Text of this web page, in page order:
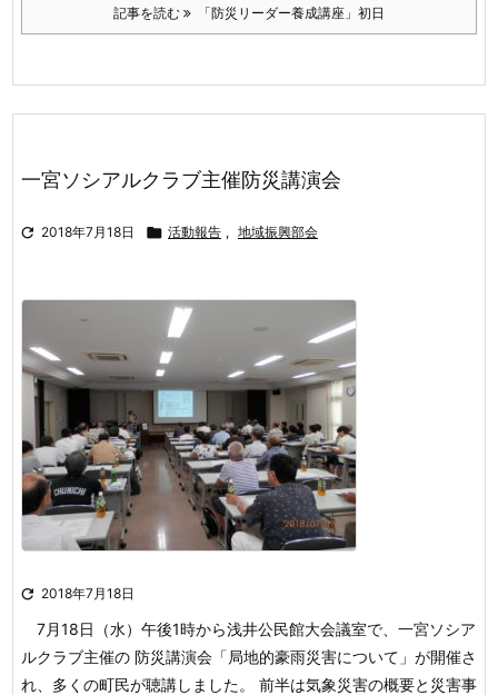
記事を読む 「防災リーダー養成講座」初日
一宮ソシアルクラブ主催防災講演会
 2018年7月18日  活動報告 , 地域振興部会
 2018年7月18日
7月18日（水）午後1時から浅井公民館大会議室で、一宮ソシア
ルクラブ主催の 防災講演会「局地的豪雨災害について」が開催さ
れ、多くの町民が聴講しました。 前半は気象災害の概要と災害事